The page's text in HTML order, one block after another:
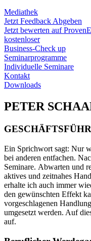
Mediathek
Jetzt Feedback Abgeben
Jetzt bewerten auf
kostenloser
Business-Check up
Seminarprogramme
Individuelle Seminare
Kontakt
Downloads
PETER
Ein Sprichwort sagt: Nur
bei anderen entfachen.
Seminare. Abwarten und
aktives und zeitnahes
erhalte ich auch immer
den gewünschten Effekt
vorgeschlagenen
umgesetzt werden. Auf
auf.